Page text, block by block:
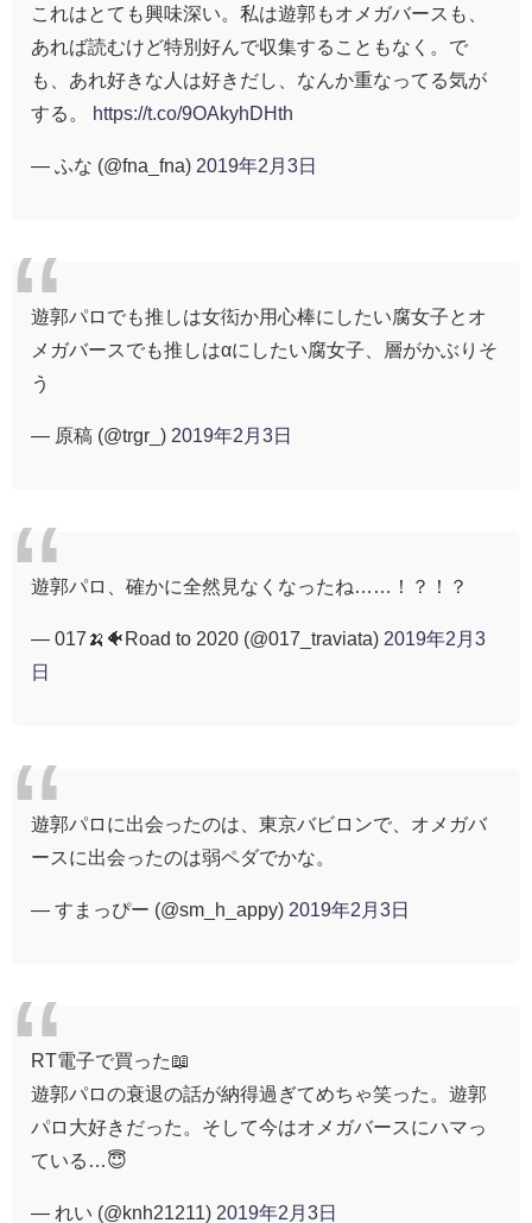
これはとても興味深い。私は遊郭もオメガバースも、
あれば読むけど特別好んで収集することもなく。で
も、あれ好きな人は好きだし、なんか重なってる気が
する。
https://t.co/9OAkyhDHth
— ふな (@fna_fna) 2019年2月3日
遊郭パロでも推しは女衒か用心棒にしたい腐女子とオ
メガバースでも推しはαにしたい腐女子、層がかぶりそ
う
— 原稿 (@trgr_) 2019年2月3日
遊郭パロ、確かに全然見なくなったね……！？！？
— 017🍌🐠Road to 2020 (@017_traviata) 2019年2月3
日
遊郭パロに出会ったのは、東京バビロンで、オメガバ
ースに出会ったのは弱ペダでかな。
— すまっぴー (@sm_h_appy) 2019年2月3日
RT電子で買った📖
遊郭パロの衰退の話が納得過ぎてめちゃ笑った。遊郭
パロ大好きだった。そして今はオメガバースにハマっ
ている…😇
— れい (@knh21211) 2019年2月3日